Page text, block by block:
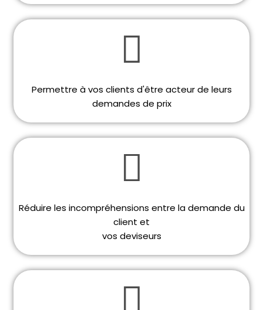
Permettre à vos clients d'être acteur de leurs
demandes de prix
Réduire les incompréhensions entre la demande du
client et
vos deviseurs